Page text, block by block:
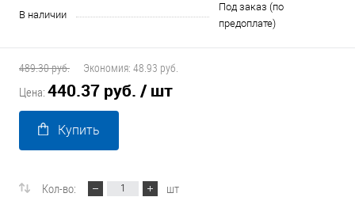
В наличии
Под заказ (по
предоплате)
489.30 руб. Экономия: 48.93 руб.
Цена: 440.37 руб. / шт
Купить
Кол-во:
шт